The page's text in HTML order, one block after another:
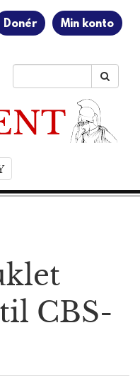
Donér Min konto
T
o
n
a
i
i
CBS-